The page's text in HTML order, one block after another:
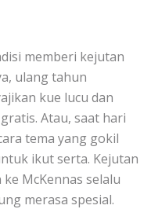
memberi kejutan
ulang tahun
kue lucu dan
Atau, saat hari
tema yang gokil
ikut serta. Kejutan
McKennas selalu
merasa spesial.